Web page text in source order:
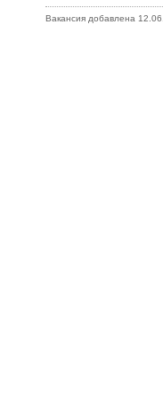
Вакансия добавлена